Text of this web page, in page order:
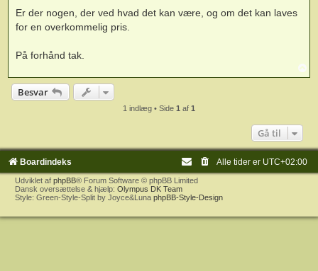
Er der nogen, der ved hvad det kan være, og om det kan laves
for en overkommelig pris.
På forhånd tak.
o
Besvar
1 indlæg • Side 1 af 1
Gå til
Boardindeks Alle tider er UTC+02:00
Udviklet af phpBB® Forum Software © phpBB Limited
Dansk oversættelse & hjælp: Olympus DK Team
Style: Green-Style-Split by Joyce&Luna phpBB-Style-Design